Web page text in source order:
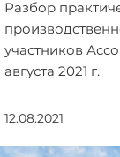
Разбор
участников
августа 2021 г.
12.08.2021